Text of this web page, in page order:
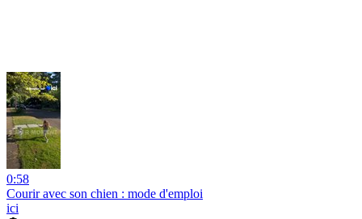
0:58
Courir avec son chien : mode d'emploi
ici